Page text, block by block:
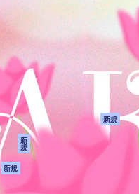
ール
ール
ール
ン
新
規
新規
Academy
ドキュメント
サポート
利用規約
プライバシーポリ
シー
オリジナル 新規
クッキーポリシー
トラストセンター
法人向け